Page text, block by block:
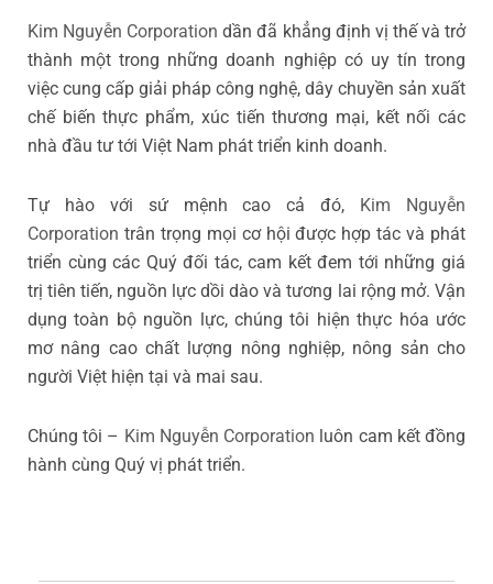
Kim Nguyễn Corporation dần đã khẳng định vị thế và trở
thành một trong những doanh nghiệp có uy tín trong
việc cung cấp giải pháp công nghệ, dây chuyền sản xuất
chế biến thực phẩm, xúc tiến thương mại, kết nối các
nhà đầu tư tới Việt Nam phát triển kinh doanh.
Tự hào với sứ mệnh cao cả đó, Kim Nguyễn
Corporation trân trọng mọi cơ hội được hợp tác và phát
triển cùng các Quý đối tác, cam kết đem tới những giá
trị tiên tiến, nguồn lực dồi dào và tương lai rộng mở. Vận
dụng toàn bộ nguồn lực, chúng tôi hiện thực hóa ước
mơ nâng cao chất lượng nông nghiệp, nông sản cho
người Việt hiện tại và mai sau.
Chúng tôi – Kim Nguyễn Corporation luôn cam kết đồng
hành cùng Quý vị phát triển.